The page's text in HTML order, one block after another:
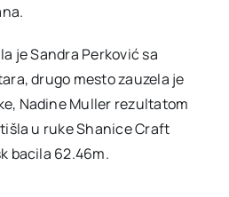
je Sandra Perković sa
drugo mesto zauzela je
Nadine Muller rezultatom
u ruke Shanice Craft
bacila 62.46m.